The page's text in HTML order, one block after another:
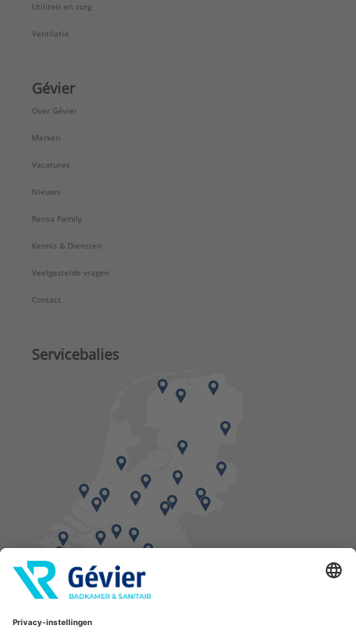
Utiliteit en zorg
Ventilatie
Gévier
Over Gévier
Merken
Vacatures
Nieuws
Rensa Family
Kennis & Diensten
Veelgestelde vragen
Contact
Servicebalies
Vind een balie in de buurt